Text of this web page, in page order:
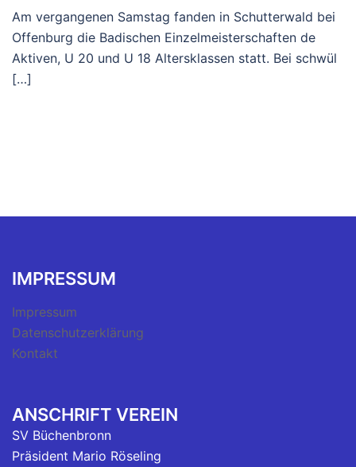
Am vergangenen Samstag fanden in Schutterwald bei
Offenburg die Badischen Einzelmeisterschaften de
Aktiven, U 20 und U 18 Altersklassen statt. Bei schwül
[…]
IMPRESSUM
Impressum
Datenschutzerklärung
Kontakt
ANSCHRIFT VEREIN
SV Büchenbronn
Präsident Mario Röseling